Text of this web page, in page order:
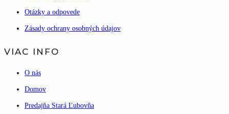
Otázky a odpovede
Zásady ochrany osobných údajov
VIAC INFO
O nás
Domov
Predajňa Stará Ľubovňa